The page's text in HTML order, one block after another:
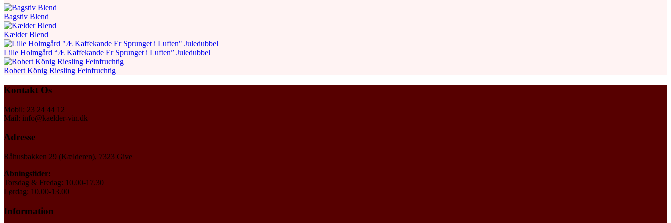
Bagstiv Blend
Kælder Blend
Lille Holmgård “Æ Kaffekande Er Sprunget i Luften” Juledubbel
Robert König Riesling Feinfruchtig
Kontakt Os
Mobil: 23 24 44 12
Mail: info@kaelder-vin.dk
Adresse
Råhusbakken 29 (Kælderen), 7323 Give
Åbningstider:
Torsdag & Fredag: 10.00-17.30
Lørdag: 10.00-13.00
Information